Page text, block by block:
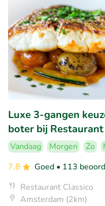
Luxe 3-gangen
boter bij Restaurant
Vandaag Morgen Zo
7.8
Goed • 113
Restaurant Classico
Amsterdam (2km)